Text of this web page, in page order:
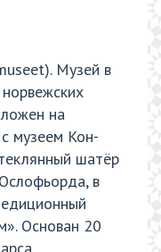
Музей в
на
музеем Кон-
шатёр
в
Основан 20